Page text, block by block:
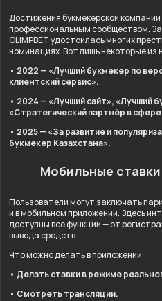
Достижения букмекерской
профессиональным сообществом.
OLIMPBET удостоилась многих
номинациях. Вот лишь некоторые из
• 2022 — «Лучший букмекер по
клиентский сервис».
• 2024 — «Лучший сайт», «Лучший
«Стратегический партнёр в сфере
• 2025 — «За развитие и
букмекер Казахстана».
Мобильные
Пользователи могут заключать
и в мобильном приложении. Здесь
доступны все функции — от
вывода средств.
Что можно делать в приложении:
• Делать ставки в режиме
• Смотреть трансляции.